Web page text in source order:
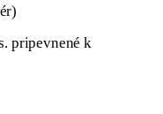
pripevnené k